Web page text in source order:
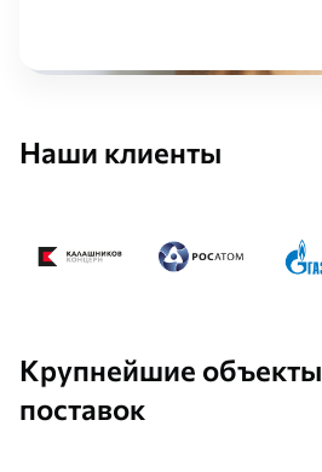
Наши клиенты
Крупнейшие объекты
поставок